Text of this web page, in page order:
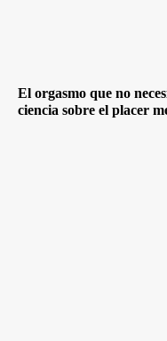
El orgasmo que no
ciencia sobre el placer